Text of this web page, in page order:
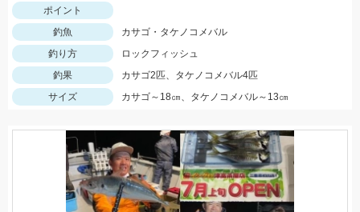
ポイント
釣魚
カサゴ・タケノコメバル
釣り方
ロックフィッシュ
釣果
カサゴ2匹、タケノコメバル4匹
サイズ
カサゴ～18㎝、タケノコメバル～13㎝